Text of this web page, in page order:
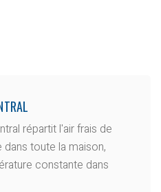
répartit l'air frais de
toute la maison,
constante dans